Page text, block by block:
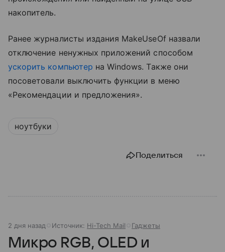
накопитель.
Ранее журналисты издания MakeUseOf назвали
отключение ненужных приложений способом
ускорить компьютер на Windows. Также они
посоветовали выключить функции в меню
«Рекомендации и предложения».
ноутбуки
Поделиться
2 дня назад Источник: Hi-Tech Mail Гаджеты
Микро RGB, OLED и